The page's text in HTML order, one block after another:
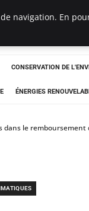
CONSERVATION DE
ÉNERGIES
dans le
navigation. En